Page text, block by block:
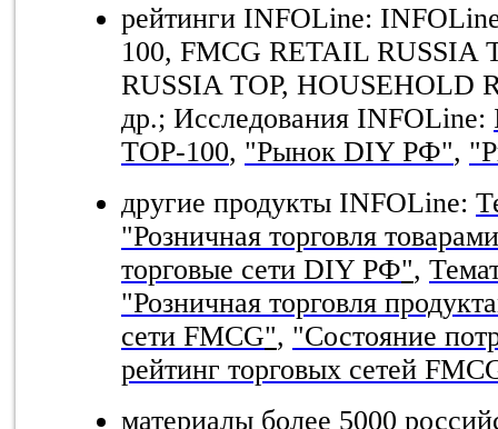
рейтинги INFOLine:
100, FMCG RETAIL RUSSIA
RUSSIA TOP, HOUSEHOLD
др.; Исследования INFOLine:
ТOP-100, "Рынок DIY РФ", "
другие продукты INFOLine:
"Розничная торговля
торговые сети DIY РФ",
"Розничная торговля
сети FMCG", "Состояние
рейтинг торговых сетей
материалы более 5000